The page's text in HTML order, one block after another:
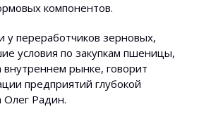
компонентов.
у переработчиков зерновых,
условия по закупкам пшеницы,
внутреннем рынке, говорит
предприятий глубокой
Олег Радин.